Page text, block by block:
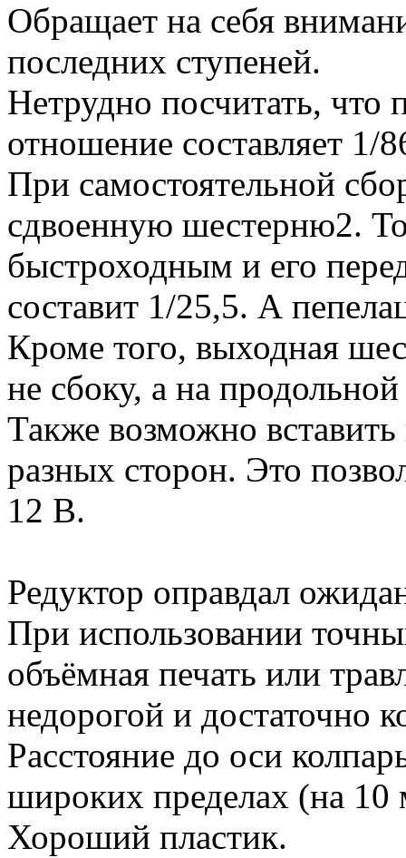
Обращает на себя
последних ступеней.
Нетрудно посчитать, что
отношение составляет 1/
При самостоятельной
сдвоенную шестерню2.
быстроходным и его
составит 1/25,5. А
Кроме того, выходная
не сбоку, а на
Также возможно вставить
разных сторон. Это
12 В.
Редуктор оправдал
При использовании
объёмная печать или
недорогой и достаточно
Расстояние до оси
широких пределах (на
Хороший пластик.